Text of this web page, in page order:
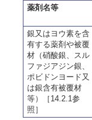
薬剤名等
銀又はヨウ素を含
有する薬剤や被覆
材（硝酸銀、スル
ファジアジン銀、
ポビドンヨード又
は銀含有被覆材
等）［14.2.1参
照］